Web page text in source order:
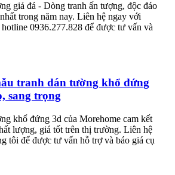
giả đá - Dòng tranh ấn tượng, độc đáo
trong năm nay. Liên hệ ngay với
0936.277.828 để được tư vấn và
tranh dán tường khổ đứng
sang trọng
khổ đứng 3d của Morehome cam kết
lượng, giá tốt trên thị trường. Liên hệ
tôi để được tư vấn hỗ trợ và báo giá cụ